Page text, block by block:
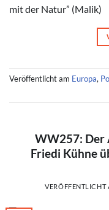
mit der Natur” (Malik)
Veröffentlicht am Europa,
WW257: Der
Friedi Kühne
VERÖFFENTLICHT